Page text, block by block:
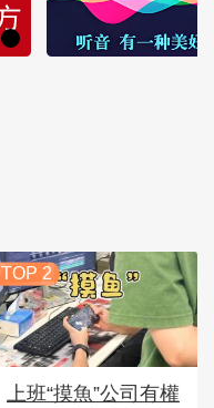
TOP 2
上班“摸魚”公司有權